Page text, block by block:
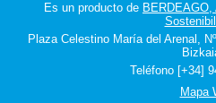
Es un producto de
Plaza Celestino María del Arenal,
Teléfono [+34]
Mapa